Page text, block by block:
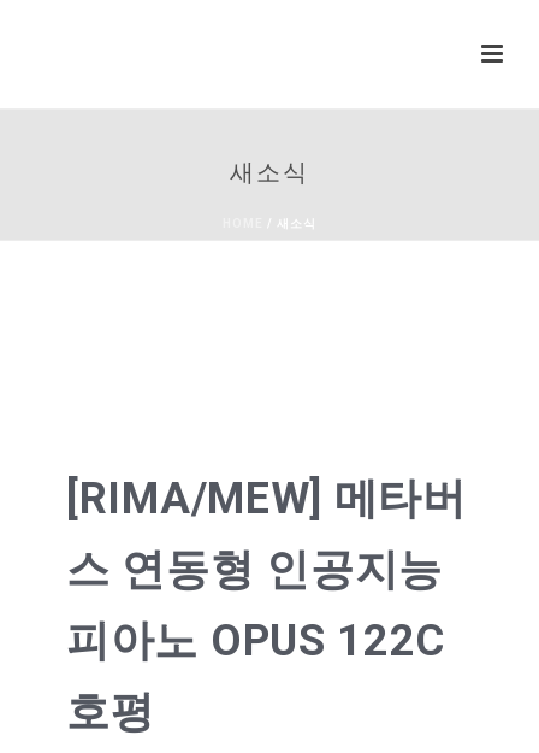
새소식
/ 새소식
[RIMA/MEW] 메타버
스 연동형 인공지능
피아노 OPUS 122C
호평